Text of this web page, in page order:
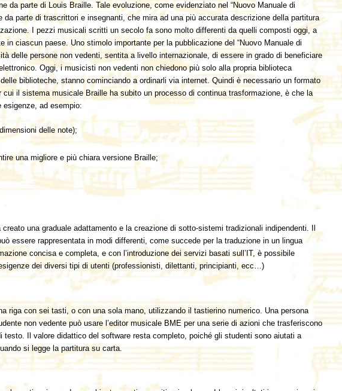
da parte di Louis Braille. Tale evoluzione, come evidenziato nel “Nuovo Manuale di
parte di trascrittori e insegnanti, che mira ad una più accurata descrizione della partitura
I pezzi musicali scritti un secolo fa sono molto differenti da quelli composti oggi, a
ciascun paese. Uno stimolo importante per la pubblicazione del “Nuovo Manuale di
delle persone non vedenti, sentita a livello internazionale, di essere in grado di beneficiare
Oggi, i musicisti non vedenti non chiedono più solo alla propria biblioteca
biblioteche, stanno cominciando a ordinarli via internet. Quindi è necessario un formato
il sistema musicale Braille ha subito un processo di continua trasformazione, è che la
esigenze, ad esempio:
delle note);
una migliore e più chiara versione Braille;
una graduale adattamento e la creazione di sotto-sistemi tradizionali indipendenti. Il
essere rappresentata in modi differenti, come succede per la traduzione in un lingua
concisa e completa, e con l’introduzione dei servizi basati sull’IT, è possibile
dei diversi tipi di utenti (professionisti, dilettanti, principianti, ecc…)
riga con sei tasti, o con una sola mano, utilizzando il tastierino numerico. Una persona
non vedente può usare l’editor musicale BME per una serie di azioni che trasferiscono
Il valore didattico del software resta completo, poiché gli studenti sono aiutati a
si legge la partitura su carta.